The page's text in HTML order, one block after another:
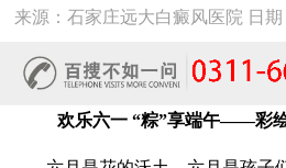
来源：石家庄远大白癜风医院 日期
欢乐六一 “粽”享端午——彩绘